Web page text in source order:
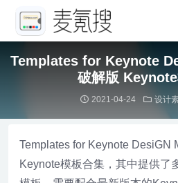
Templates for Keynote
破解版
2021-04-24 设计
Templates for Keynote DesiGN
Keynote模板合集，其中提供了